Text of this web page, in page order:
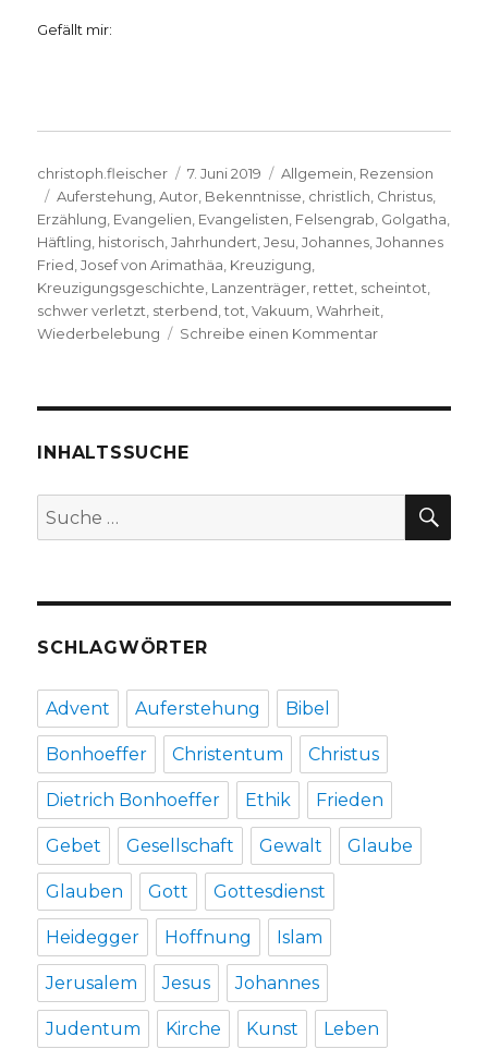
Gefällt mir:
Autor
christoph.fleischer
Veröffentlicht
am
7. Juni 2019 Kategorien
Allgemein, Rezension
Schlagwörter
Auferstehung,Autor, Bekenntnisse, christlich, Christus,
Erzählung, Evangelien, Evangelisten, Felsengrab, Golgatha,
Häftling, historisch,Jahrhundert,Jesu,Johannes,Johannes
Fried,Josef von Arimathäa, Kreuzigung,
Kreuzigungsgeschichte, Lanzenträger, rettet, scheintot,
schwer verletzt, sterbend,tot,Vakuum,Wahrheit,
Wiederbelebung
Schreibe einen Kommentarzu
von
Christoph
Fleischer,
INHALTSSUCHE
Suche
nach:
SCHLAGWÖRTER
Advent Auferstehung Bibel
Bonhoeffer Christentum Christus
Dietrich Bonhoeffer Ethik Frieden
Gebet Gesellschaft Gewalt Glaube
Glauben Gott Gottesdienst
Heidegger Hoffnung Islam
Jerusalem Jesus Johannes
Judentum Kirche Kunst Leben